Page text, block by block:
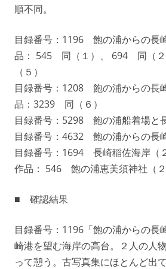
順不同。
目録番号：1196 飽の浦からの
品： 545 同（１）、 694 同（
（５）
目録番号：1208 飽の浦からの
品：3239 同（６）
目録番号：5298 飽の浦船着場と
目録番号：4632 飽の浦からの長
目録番号：1694 長崎稲佐
作品： 546 飽の浦恵美須神社（２
■ 確認結果
目録番号：1196「飽の浦からの長
崎港を望む海岸の高台。２人の人
って憩う。古写真集にほとんど出